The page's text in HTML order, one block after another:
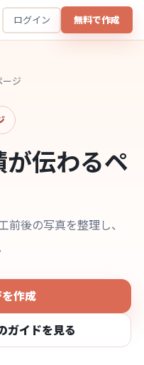
ログイン 無料で作成
ージ
伝わるペ
前後の写真を整理し、
作成
ガイドを見る